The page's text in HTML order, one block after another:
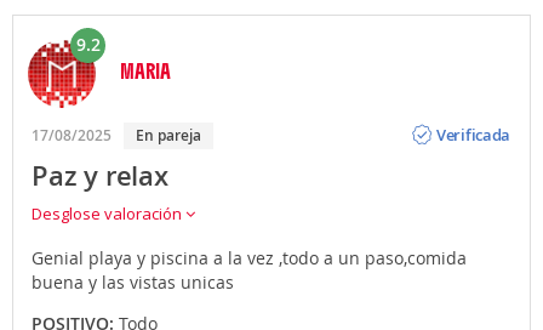
9.2
MARIA
17/08/2025 En pareja
Verificada
Paz y relax
Desglose valoración
Genial playa y piscina a la vez ,todo a un paso,comida
buena y las vistas unicas
POSITIVO: Todo